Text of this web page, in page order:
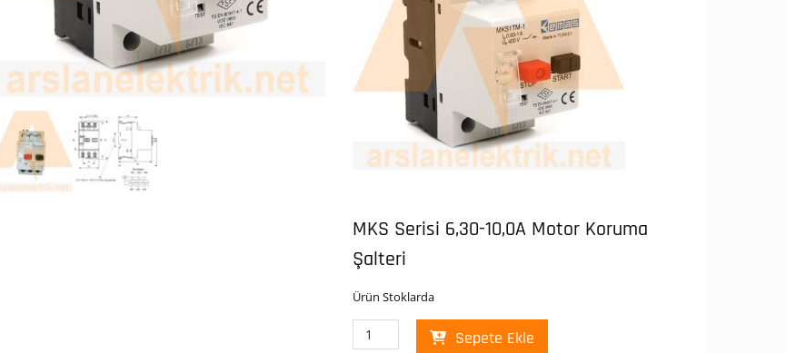
MKS Serisi 6,30-10,0A Motor Koruma
Şalteri
Ürün Stoklarda
Emas
MKS
Sepete Ekle